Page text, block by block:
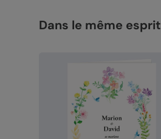
Dans le même esprit